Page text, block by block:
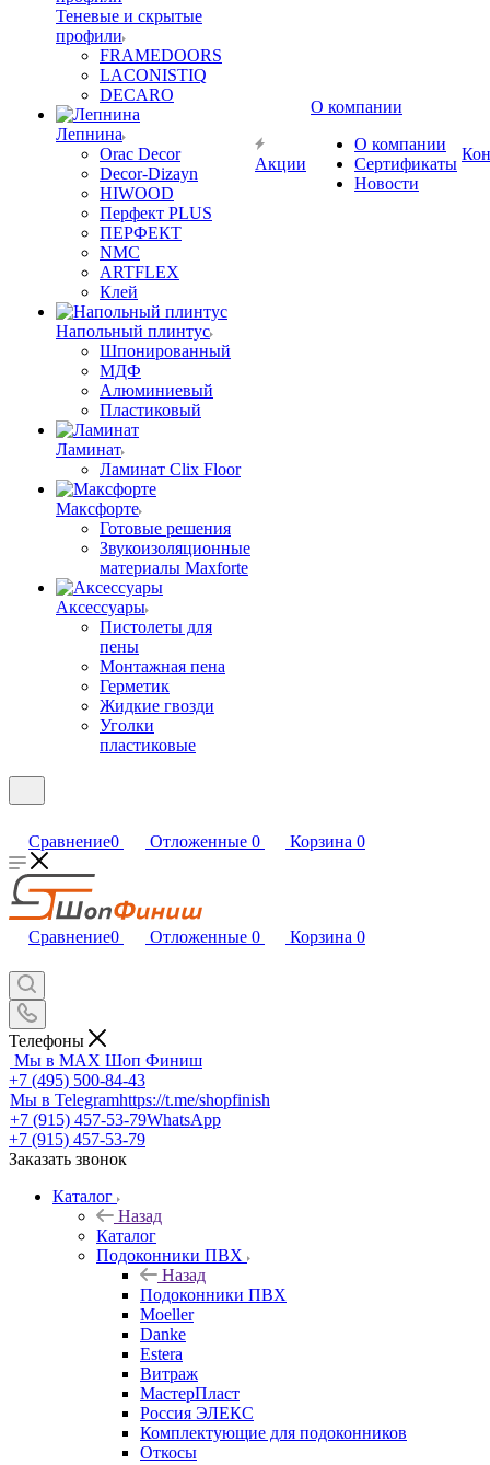
Теневые и скрытые
профили
FRAMEDOORS
LACONISTIQ
DECARO
Лепнина
Orac Decor
Decor-Dizayn
HIWOOD
Перфект PLUS
ПЕРФЕКТ
NMC
ARTFLEX
Клей
Напольный плинтус
Шпонированный
МДФ
Алюминиевый
Пластиковый
Ламинат
Ламинат Clix Floor
Максфорте
Готовые решения
Звукоизоляционные
материалы Maxforte
Аксессуары
Пистолеты для
пены
Монтажная пена
Герметик
Жидкие гвозди
Уголки
пластиковые
Акции
О компании
О компании
Сертификаты
Новости
Сравнение0 Отложенные 0 Корзина 0
Сравнение0 Отложенные 0 Корзина 0
Телефоны
Мы в MAX Шоп Финиш
+7 (495) 500-84-43
Мы в Telegramhttps://t.me/shopfinish
+7 (915) 457-53-79WhatsApp
+7 (915) 457-53-79
Заказать звонок
Каталог
Назад
Каталог
Подоконники ПВХ
Назад
Подоконники ПВХ
Moeller
Danke
Estera
Витраж
МастерПласт
Россия ЭЛЕКС
Комплектующие для подоконников
Откосы